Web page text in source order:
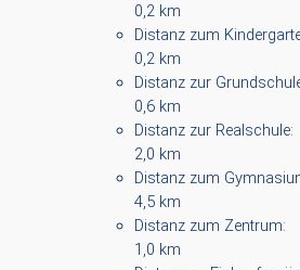
0,2 km
Distanz zum
0,2 km
Distanz zur
0,6 km
Distanz zur Realschule:
2,0 km
Distanz zum
4,5 km
Distanz zum Zentrum:
1,0 km